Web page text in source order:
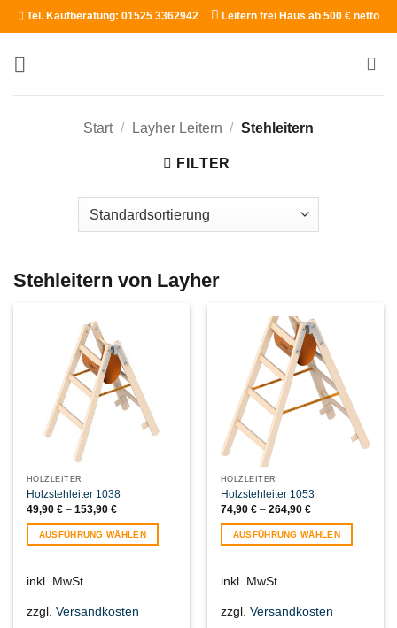
Zum
Inhalt
springen
Tel. Kaufberatung: 01525 3362942 Leitern frei Haus ab 500 € netto
Start / Layher Leitern / Stehleitern
FILTER
Stehleitern von Layher
HOLZLEITER
Holzstehleiter 1038
49,90 €– 153,90 €
AUSFÜHRUNG WÄHLEN
weist
Varianten
inkl. MwSt.
zzgl. Versandkosten
HOLZLEITER
Holzstehleiter 1053
74,90 €– 264,90 €
AUSFÜHRUNG WÄHLEN
weist
Varianten
inkl. MwSt.
zzgl. Versandkosten